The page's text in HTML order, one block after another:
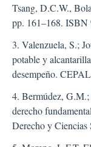
Tsang, D.C.W.,
pp. 161–168. ISBN
3. Valenzuela, S.;
potable y
desempeño.
4. Bermúdez,
derecho
Derecho y Ciencias